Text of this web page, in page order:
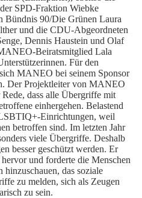
SPD-Fraktion Wiebke
Bündnis 90/Die Grünen Laura
und die CDU-Abgeordneten
Dennis Haustein und Olaf
Beiratsmitglied Lala
Für den
MANEO bei seinem Sponsor
Der Projektleiter von MANEO
dass alle Übergriffe mit
einhergehen. Belastend
Einrichtungen, weil
betroffen sind. Im letzten Jahr
viele Übergriffe. Deshalb
besser geschützt werden. Er
und forderte die Menschen
hinzuschauen, das soziale
zu melden, sich als Zeugen
zu sein.